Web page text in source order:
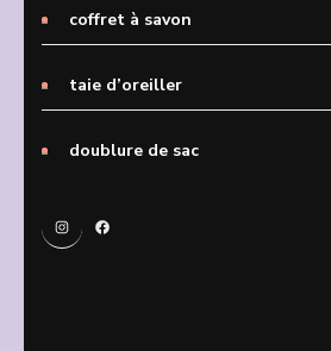
coffret à savon
taie d’oreiller
doublure de sac
InstagramFacebook